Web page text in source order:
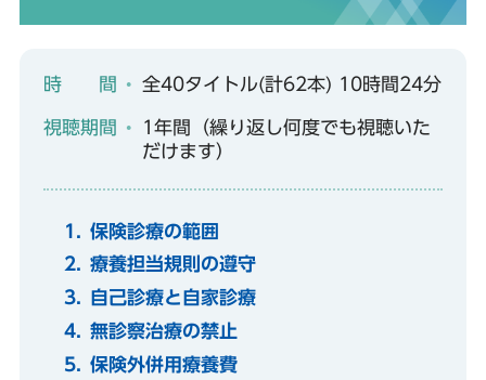
時 間 全40タイトル(計62本) 10時間24分
視聴期間
1年間（繰り返し何度でも視聴いた
だけます）
保険診療の範囲
療養担当規則の遵守
自己診療と自家診療
無診察治療の禁止
保険外併用療養費